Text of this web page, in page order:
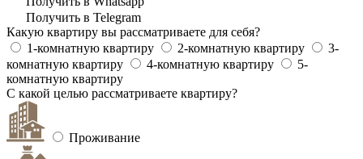
Получить в Telegram
Какую квартиру вы рассматриваете для себя?
1-комнатную квартиру
2-комнатную квартиру
3-
комнатную квартиру
4-комнатную квартиру
5-
комнатную квартиру
С какой целью рассматриваете квартиру?
Проживание